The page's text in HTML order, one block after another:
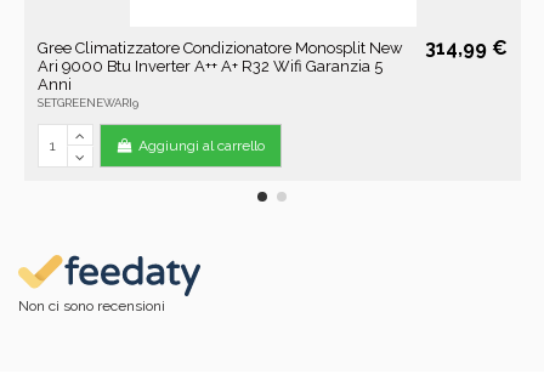
Gree Climatizzatore Condizionatore Monosplit New
Ari 9000 Btu Inverter A++ A+ R32 Wifi Garanzia 5
Anni
SETGREENEWARI9
314,99 €
Aggiungi al carrello
Non ci sono recensioni